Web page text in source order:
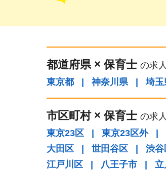
都道府県 × 保育士 の求人
東京都
| 神奈川県 | 埼玉
市区町村 × 保育士 の求人
東京23区
| 東京23区外 |
大田区
| 世田谷区 | 渋谷
江戸川区
| 八王子市 |